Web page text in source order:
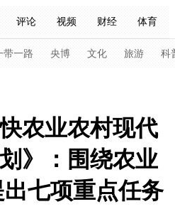
评论 视频 财经 体育
领导人 央视快评 习式妙语
目单 听音 微视频 主持人
Монгол
带一路 央博 文化 旅游 科
评论 经济 军事 科技
热解读 天天学习 习式妙语
农业农村现代
》：围绕农业
七项重点任务